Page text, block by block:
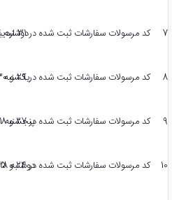
7 کد مرسولات سفارشات ثبت شده در 31 اردیبهشت و 1 و 2 خرداددوشنبه 04 خرداد
8 کد مرسولات سفارشات ثبت شده در 29 و 30 اردیبهشتیکشنبه 03 خرداد
9 کد مرسولات سفارشات ثبت شده در 27 و 28 اردیبهشتپنجشنبه 31 اردیبهشت
10 کد مرسولات سفارشات ثبت شده در 24 و 25 و 26 اردیبهشتدوشنبه 28 اردیبهشت